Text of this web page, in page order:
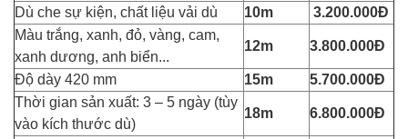
Dù che sự kiện, chất liệu vải dù
10m
3.200.000Đ
Màu trắng, xanh, đỏ, vàng, cam,
xanh dương, anh biển...
12m 3.800.000Đ
Độ dày 420 mm 15m
5.700.000Đ
Thời gian sản xuất: 3 – 5 ngày (tùy
vào kích thước dù)
18m 6.800.000Đ